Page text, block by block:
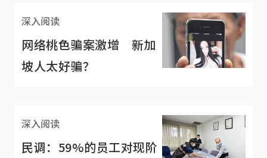
深入阅读
网络桃色骗案激增 新加
坡人太好骗？
深入阅读
民调：59%的员工对现阶